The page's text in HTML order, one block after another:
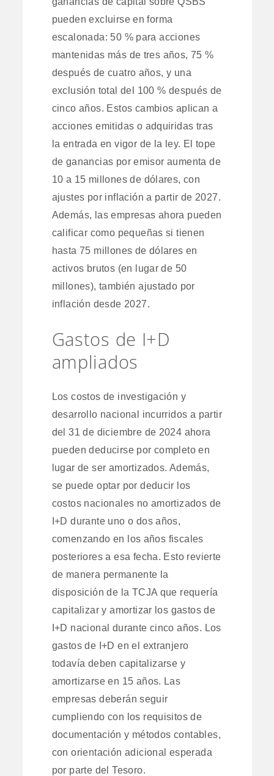
pueden excluirse en forma
escalonada: 50 % para acciones
mantenidas más de tres años, 75 %
después de cuatro años, y una
exclusión total del 100 % después de
cinco años. Estos cambios aplican a
acciones emitidas o adquiridas tras
la entrada en vigor de la ley. El tope
de ganancias por emisor aumenta de
10 a 15 millones de dólares, con
ajustes por inflación a partir de 2027.
Además, las empresas ahora pueden
calificar como pequeñas si tienen
hasta 75 millones de dólares en
activos brutos (en lugar de 50
millones), también ajustado por
inflación desde 2027.
Gastos de I+D
ampliados
Los costos de investigación y
desarrollo nacional incurridos a partir
del 31 de diciembre de 2024 ahora
pueden deducirse por completo en
lugar de ser amortizados. Además,
se puede optar por deducir los
costos nacionales no amortizados de
I+D durante uno o dos años,
comenzando en los años fiscales
posteriores a esa fecha. Esto revierte
de manera permanente la
disposición de la TCJA que requería
capitalizar y amortizar los gastos de
I+D nacional durante cinco años. Los
gastos de I+D en el extranjero
todavía deben capitalizarse y
amortizarse en 15 años. Las
empresas deberán seguir
cumpliendo con los requisitos de
documentación y métodos contables,
con orientación adicional esperada
por parte del Tesoro.